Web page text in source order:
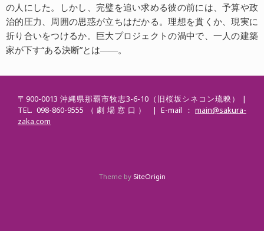
の人にした。しかし、完璧を追い求める彼の前には、予算や政
治的圧力、周囲の思惑が立ちはだかる。理想を貫くか、現実に
折り合いをつけるか。巨大プロジェクトの渦中で、一人の建築
家が下す“ある決断”とは――。
〒900-0013 沖縄県那覇市牧志3-6-10（旧桜坂シネコン琉映） |
TEL. 098-860-9555（劇場窓口） | E-mail： main@sakura-
zaka.com
Theme by SiteOrigin